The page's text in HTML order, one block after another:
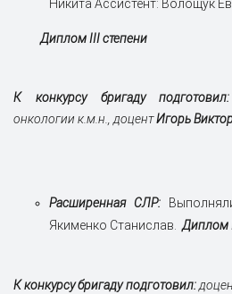
Никита Ассистент: Волощук
Диплом III степени
К конкурсу бригаду
онкологии к.м.н., доцентИгорь
Расширенная СЛР:
Якименко Станислав.
Диплом
К конкурсу бригаду подготовил: